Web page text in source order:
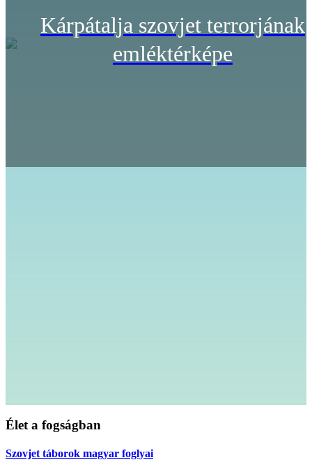
Kárpátalja szovjet terrorjának
emléktérképe
Élet a fogságban
Szovjet táborok magyar foglyai